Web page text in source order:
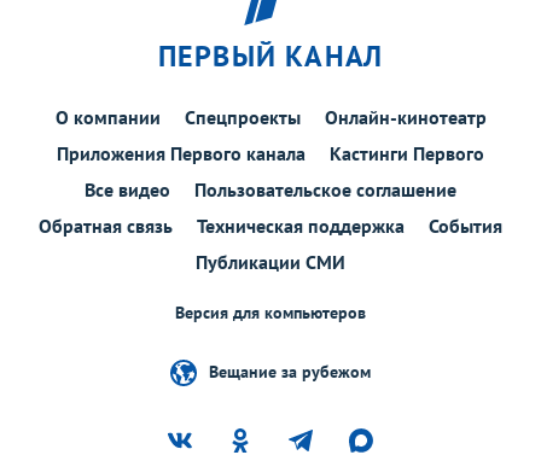
ПЕРВЫЙ КАНАЛ
О компании Спецпроекты
Онлайн-кинотеатр
Приложения Первого канала
Кастинги Первого
Все видео
Пользовательское соглашение
Обратная связь
Техническая поддержка
События
Публикации СМИ
Версия для компьютеров
Вещание за рубежом